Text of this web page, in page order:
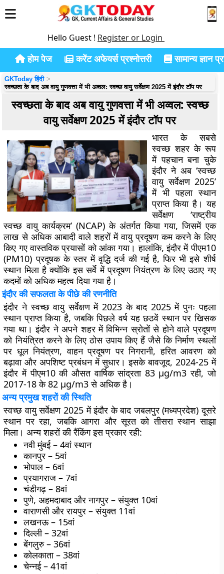
Hello Guest ! Register or Login
होम पेज करेंट अफेयर्स प्रश्नोत्तरी सामान्य ज्ञान
GKToday हिंदी
स्वच्छता के बाद अब वायु गुणवत्ता में भी अव्वल: स्वच्छ वायु सर्वेक्षण 2025 में इंदौर टॉप पर
स्वच्छता के बाद अब वायु गुणवत्ता में भी अव्वल: स्वच्छ
वायु सर्वेक्षण 2025 में इंदौर टॉप पर
भारत के सबसे
स्वच्छ शहर के रूप
में पहचान बना चुके
इंदौर ने अब ‘स्वच्छ
वायु सर्वेक्षण 2025’
में भी पहला स्थान
प्राप्त किया है। यह
सर्वेक्षण ‘राष्ट्रीय
स्वच्छ वायु कार्यक्रम’ (NCAP) के अंतर्गत किया गया, जिसमें एक
लाख से अधिक आबादी वाले शहरों में वायु प्रदूषण कम करने के लिए
किए गए वास्तविक प्रयासों को आंका गया। हालांकि, इंदौर में पीएम10
(PM10) प्रदूषक के स्तर में वृद्धि दर्ज की गई है, फिर भी इसे शीर्ष
स्थान मिला है क्योंकि इस सर्वे में प्रदूषण नियंत्रण के लिए उठाए गए
कदमों को अधिक महत्व दिया गया है।
इंदौर की सफलता के पीछे की रणनीति
इंदौर ने स्वच्छ वायु सर्वेक्षण में 2023 के बाद 2025 में पुनः पहला
स्थान प्राप्त किया है, जबकि पिछले वर्ष यह छठवें स्थान पर खिसक
गया था। इंदौर ने अपने शहर में विभिन्न स्रोतों से होने वाले प्रदूषण
को नियंत्रित करने के लिए ठोस उपाय किए हैं जैसे कि निर्माण स्थलों
पर धूल नियंत्रण, वाहन प्रदूषण पर निगरानी, हरित आवरण को
बढ़ावा और अपशिष्ट प्रबंधन में सुधार। इसके बावजूद, 2024-25 में
इंदौर में पीएम10 की औसत वार्षिक सांद्रता 83 μg/m3 रही, जो
2017-18 के 82 μg/m3 से अधिक है।
अन्य प्रमुख शहरों की स्थिति
स्वच्छ वायु सर्वेक्षण 2025 में इंदौर के बाद जबलपुर (मध्यप्रदेश) दूसरे
स्थान पर रहा, जबकि आगरा और सूरत को तीसरा स्थान साझा
मिला। अन्य शहरों की रैंकिंग इस प्रकार रही:
नवी मुंबई – 4वां स्थान
कानपुर – 5वां
भोपाल – 6वां
प्रयागराज – 7वां
चंडीगढ़ – 8वां
पुणे, अहमदाबाद और नागपुर – संयुक्त 10वां
वाराणसी और रायपुर – संयुक्त 11वां
लखनऊ – 15वां
दिल्ली – 32वां
बेंगलुरु – 36वां
कोलकाता – 38वां
चेन्नई – 41वां